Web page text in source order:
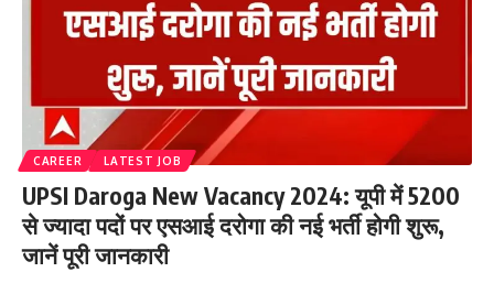
CAREER LATEST JOB
UPSI Daroga New Vacancy 2024: यूपी में 5200
से ज्यादा पदों पर एसआई दरोगा की नई भर्ती होगी शुरू,
जानें पूरी जानकारी